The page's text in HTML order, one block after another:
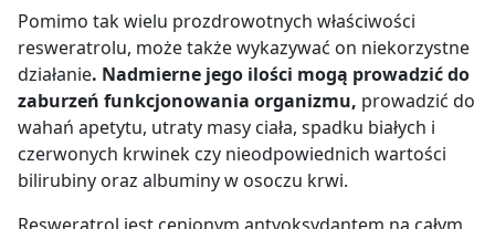
Pomimo tak wielu prozdrowotnych właściwości
resweratrolu, może także wykazywać on niekorzystne
działanie. Nadmierne jego ilości mogą prowadzić do
zaburzeń funkcjonowania organizmu, prowadzić do
wahań apetytu, utraty masy ciała, spadku białych i
czerwonych krwinek czy nieodpowiednich wartości
bilirubiny oraz albuminy w osoczu krwi.